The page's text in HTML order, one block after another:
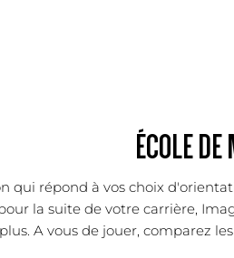
ÉCOLE
qui répond à vos choix
la suite de votre carrière,
A vous de jouer, comparez